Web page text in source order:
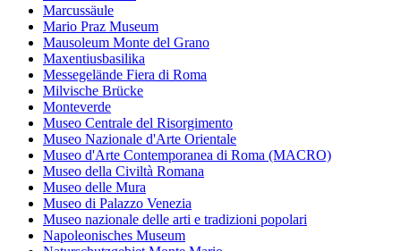
Marcussäule
Mario Praz Museum
Mausoleum Monte del Grano
Maxentiusbasilika
Messegelände Fiera di Roma
Milvische Brücke
Monteverde
Museo Centrale del Risorgimento
Museo Nazionale d'Arte Orientale
Museo d'Arte Contemporanea di Roma (MACRO)
Museo della Civiltà Romana
Museo delle Mura
Museo di Palazzo Venezia
Museo nazionale delle arti e tradizioni popolari
Napoleonisches Museum